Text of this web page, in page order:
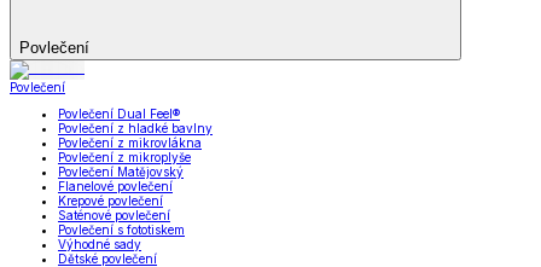
Povlečení
Povlečení
Povlečení Dual Feel®
Povlečení z hladké bavlny
Povlečení z mikrovlákna
Povlečení z mikroplyše
Povlečení Matějovský
Flanelové povlečení
Krepové povlečení
Saténové povlečení
Povlečení s fototiskem
Výhodné sady
Dětské povlečení